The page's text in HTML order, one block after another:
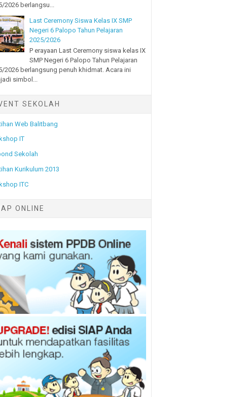
2026 berlangsu...
Last Ceremony Siswa Kelas IX SMP
Negeri 6 Palopo Tahun Pelajaran
2025/2026
P erayaan Last Ceremony siswa kelas IX
SMP Negeri 6 Palopo Tahun Pelajaran
2026 berlangsung penuh khidmat. Acara ini
simbol...
SEKOLAH
Web Balitbang
IT
Sekolah
Kurikulum 2013
ITC
ONLINE